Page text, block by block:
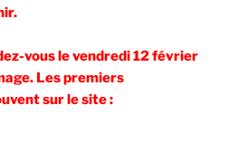
vous le vendredi 12 février
Les premiers
sur le site :